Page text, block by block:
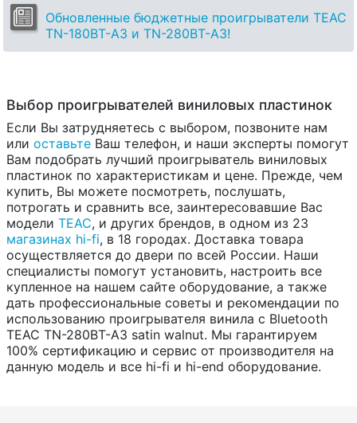
Обновленные бюджетные проигрыватели TEAC
TN-180BT-A3 и TN-280BT-A3!
Выбор проигрывателей виниловых пластинок
Если Вы затрудняетесь с выбором, позвоните нам
или оставьте Ваш телефон, и наши эксперты помогут
Вам подобрать лучший проигрыватель виниловых
пластинок по характеристикам и цене. Прежде, чем
купить, Вы можете посмотреть, послушать,
потрогать и сравнить все, заинтересовавшие Вас
модели TEAC, и других брендов, в одном из 23
магазинах hi-fi, в 18 городах. Доставка товара
осуществляется до двери по всей России. Наши
специалисты помогут установить, настроить все
купленное на нашем сайте оборудование, а также
дать профессиональные советы и рекомендации по
использованию проигрывателя винила с Bluetooth
TEAC TN-280BT-A3 satin walnut. Мы гарантируем
100% сертификацию и сервис от производителя на
данную модель и все hi-fi и hi-end оборудование.